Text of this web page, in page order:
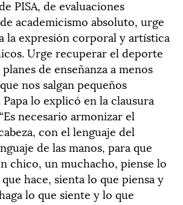
PISA, de evaluaciones
academicismo absoluto, urge
la expresión corporal y artística
Urge recuperar el deporte
de enseñanza a menos
nos salgan pequeños
lo explicó en la clausura
necesario armonizar el
con el lenguaje del
de las manos, para que
chico, un muchacho, piense lo
hace, sienta lo que piensa y
lo que siente y lo que